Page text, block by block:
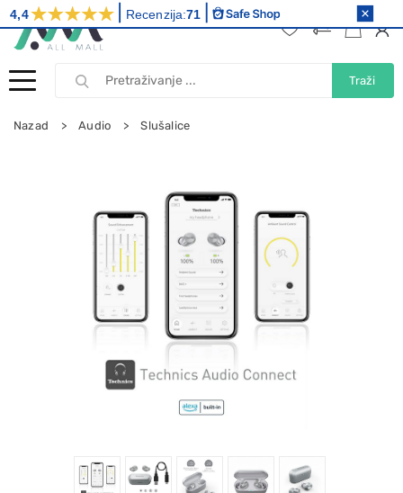
Traži
Nazad Audio Slušalice
4,4 Recenzija:71